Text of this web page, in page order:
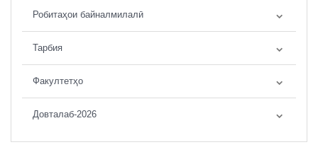
Робитаҳои байналмилалӣ
Тарбия
Факултетҳо
Довталаб-2026